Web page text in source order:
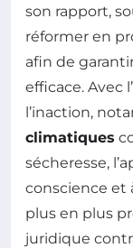
son rapport,
réformer en
afin de
efficace. Avec
l’inaction,
climatiques
sécheresse,
conscience et
plus en plus
juridique